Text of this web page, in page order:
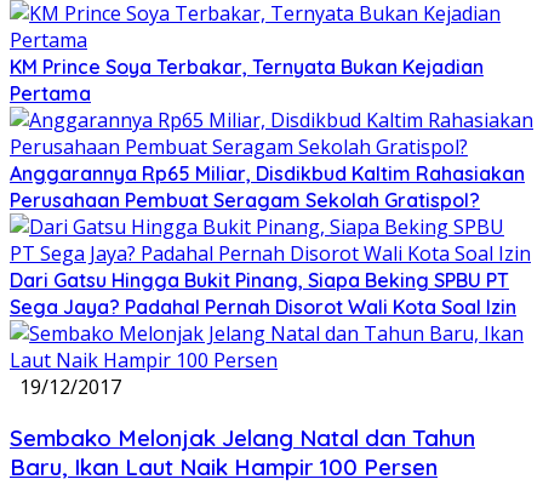
KM Prince Soya Terbakar, Ternyata Bukan Kejadian
Pertama
Anggarannya Rp65 Miliar, Disdikbud Kaltim Rahasiakan
Perusahaan Pembuat Seragam Sekolah Gratispol?
Dari Gatsu Hingga Bukit Pinang, Siapa Beking SPBU PT
Sega Jaya? Padahal Pernah Disorot Wali Kota Soal Izin
19/12/2017
Sembako Melonjak Jelang Natal dan Tahun
Baru, Ikan Laut Naik Hampir 100 Persen